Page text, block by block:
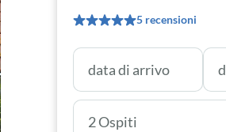
5 recensioni
2 Ospiti